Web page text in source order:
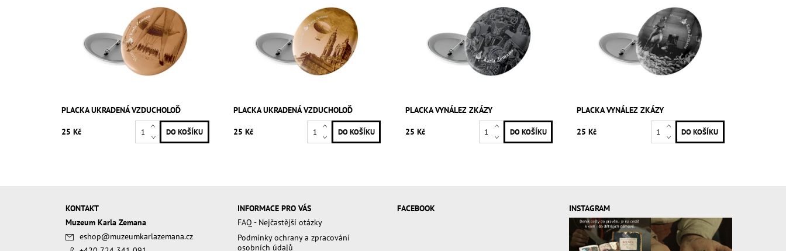
PLACKA UKRADENÁ VZDUCHOLOĎ
25 Kč
PLACKA UKRADENÁ VZDUCHOLOĎ
25 Kč
PLACKA VYNÁLEZ ZKÁZY
25 Kč
PLACKA VYNÁLEZ ZKÁZY
25 Kč
KONTAKT
Muzeum Karla Zemana
eshop@muzeumkarlazemana.cz
INFORMACE PRO VÁS
FAQ - Nejčastější otázky
Podmínky ochrany a zpracování
osobních údajů
FACEBOOK INSTAGRAM